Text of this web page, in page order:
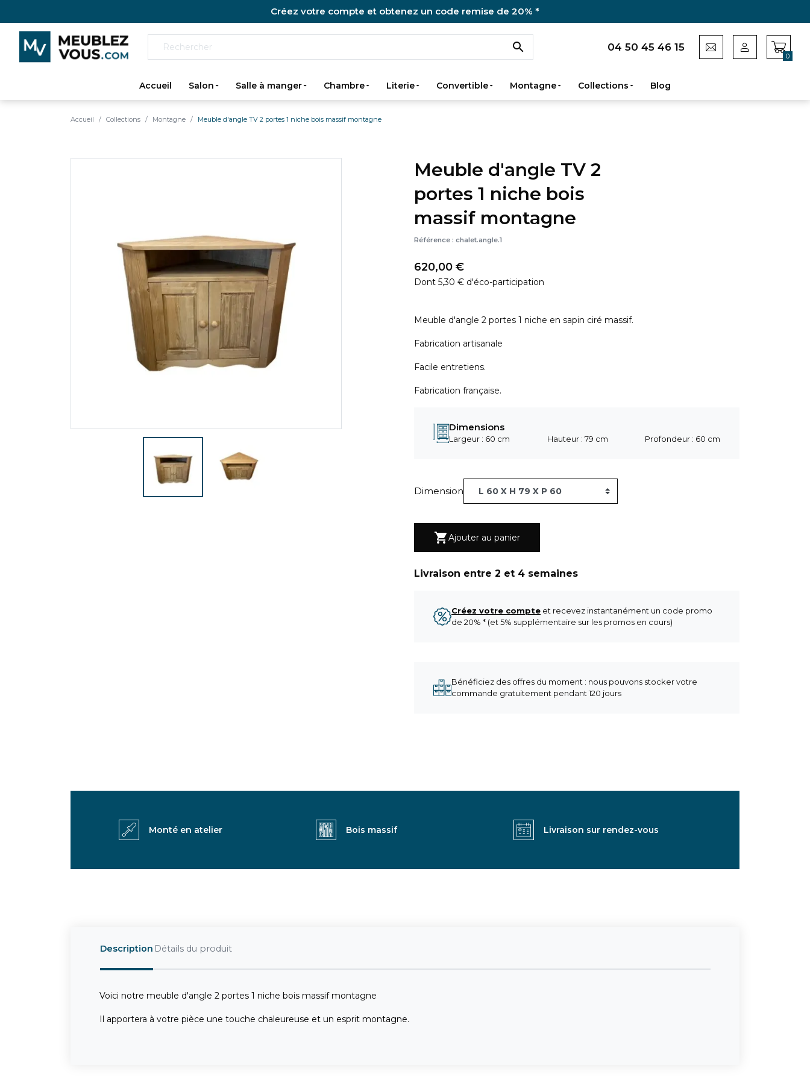
Créez votre compte et obtenez un code remise de 20% *
 04 50 45 46 15
0
Accueil Salon Salle à manger Chambre Literie Convertible Montagne Collections Blog
Accueil Collections Montagne Meuble d'angle TV 2 portes 1 niche bois massif montagne
Meuble d'angle TV 2
portes 1 niche bois
massif montagne
Référence : chalet.angle.1
620,00 €
Dont 5,30 € d'éco-participation
Meuble d'angle 2 portes 1 niche en sapin ciré massif.
Fabrication artisanale
Facile entretiens.
Fabrication française.
Dimensions
Largeur : 60 cm Hauteur : 79 cm Profondeur : 60 cm
Dimension
Ajouter au panier
Livraison entre 2 et 4 semaines
Créez votre compte et recevez instantanément un code promo
de 20% * (et 5% supplémentaire sur les promos en cours)
Bénéficiez des offres du moment : nous pouvons stocker votre
commande gratuitement pendant 120 jours
Monté en atelier Bois massif Livraison sur rendez-vous
Description Détails du produit
Voici notre meuble d'angle 2 portes 1 niche bois massif montagne
Il apportera à votre pièce une touche chaleureuse et un esprit montagne.